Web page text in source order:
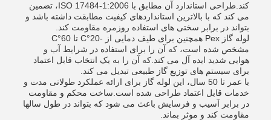
کند.طراحی استاندارد آن مطابق با ISO 17484-1:2006، تضمین
می کند که با بالاترین استانداردهای کیفیت مطابقت داشته باشد و
بتواند در برابر سختی های استفاده روزمره مقاومت کند.
لوله گاز Pex همچنین برای طیف دمایی از -20°C تا 60°C
مشخص شده است، که آن را برای استفاده در شرایط آب و
هوایی شدید ایده آل می کند.که آن را به یک انتخاب قابل اعتماد
برای سیستم های توزیع گاز طبیعی تبدیل می کند.
با عمر تا 50 سال، این لوله گاز برای ارائه عملکرد طولانی مدت و
خدمات قابل اعتماد طراحی شده است.ساخت محکم و مقاومت
در برابر آسیب و فرسایش باعث می شود که بتواند در طول سالها
مقاومت کند و موثر بماند.